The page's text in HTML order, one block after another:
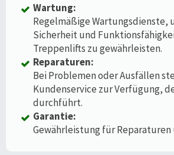
Wartung:
Regelmäßige Wartungsdienste,
Sicherheit und
Treppenlifts zu gewährleisten.
Reparaturen:
Bei Problemen oder Ausfällen
Kundenservice zur Verfügung,
durchführt.
Garantie:
Gewährleistung für Reparaturen